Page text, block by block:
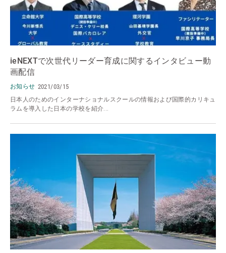
ieNEXTで次世代リーダー育成に関するインタビュー動
画配信
お知らせ 2021/03/15
日本人のためのインターナショナルスクールの情報および国際的カリキュ
ラムを導入した日本の学校を紹介...